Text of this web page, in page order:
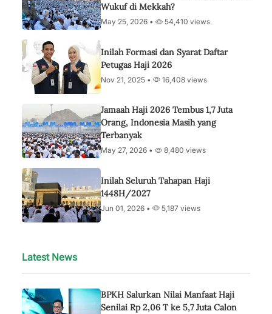
Wukuf di Mekkah?
May 25, 2026 • 54,410 views
Inilah Formasi dan Syarat Daftar
Petugas Haji 2026
Nov 21, 2025 • 16,408 views
Jamaah Haji 2026 Tembus 1,7 Juta
Orang, Indonesia Masih yang
Terbanyak
May 27, 2026 • 8,480 views
Inilah Seluruh Tahapan Haji
1448H/2027
Jun 01, 2026 • 5,187 views
Latest News
BPKH Salurkan Nilai Manfaat Haji
Senilai Rp 2,06 T ke 5,7 Juta Calon